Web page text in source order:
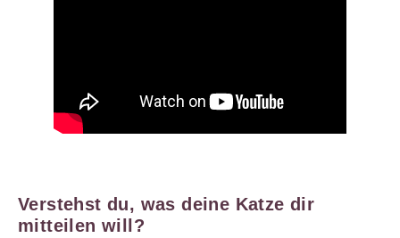
Verstehst du, was deine Katze dir
mitteilen will?